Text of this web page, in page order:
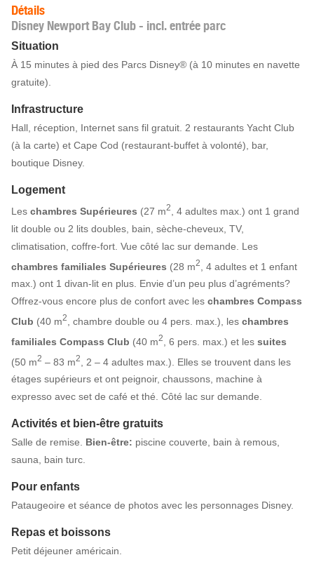
Détails
Disney Newport Bay Club - incl. entrée parc
Situation
À 15 minutes à pied des Parcs Disney® (à 10 minutes en navette
gratuite).
Infrastructure
Hall, réception, Internet sans fil gratuit. 2 restaurants Yacht Club
(à la carte) et Cape Cod (restaurant-buffet à volonté), bar,
boutique Disney.
Logement
Les chambres Supérieures (27 m2
, 4 adultes max.) ont 1 grand
lit double ou 2 lits doubles, bain, sèche-cheveux, TV,
climatisation, coffre-fort. Vue côté lac sur demande. Les
chambres familiales Supérieures (28 m2
, 4 adultes et 1 enfant
max.) ont 1 divan-lit en plus. Envie d’un peu plus d’agréments?
Offrez-vous encore plus de confort avec les chambres Compass
Club (40 m2 , chambre double ou 4 pers. max.), les chambres
familiales Compass Club (40 m2 , 6 pers. max.) et les suites
(50 m2 – 83 m2
, 2 – 4 adultes max.). Elles se trouvent dans les
étages supérieurs et ont peignoir, chaussons, machine à
expresso avec set de café et thé. Côté lac sur demande.
Activités et bien-être gratuits
Salle de remise. Bien-être: piscine couverte, bain à remous,
sauna, bain turc.
Pour enfants
Pataugeoire et séance de photos avec les personnages Disney.
Repas et boissons
Petit déjeuner américain.